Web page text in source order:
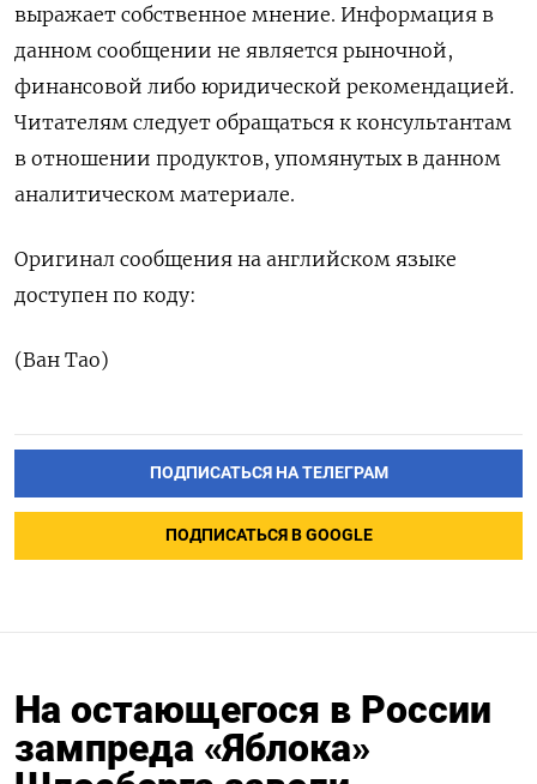
выражает собственное мнение. Информация в
данном сообщении не является рыночной,
финансовой либо юридической рекомендацией.
Читателям следует обращаться к консультантам
в отношении продуктов, упомянутых в данном
аналитическом материале.
Оригинал сообщения на английском языке
доступен по коду:
(Ван Тао)
ПОДПИСАТЬСЯ НА ТЕЛЕГРАМ
ПОДПИСАТЬСЯ В GOOGLE
На остающегося в России
зампреда «Яблока»